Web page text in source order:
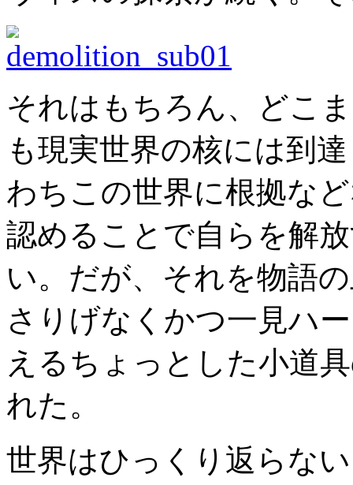
それはもちろん、どこ
も現実世界の核には到
わちこの世界に根拠な
認めることで自らを解
い。だが、それを物語
さりげなくかつ一見ハ
えるちょっとした小道
れた。
世界はひっくり返らな